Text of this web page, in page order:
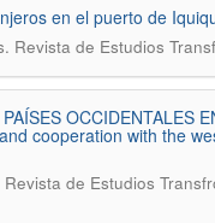
en el puerto de
Revista de Estudios
OCCIDENTALES
cooperation with the
de Estudios